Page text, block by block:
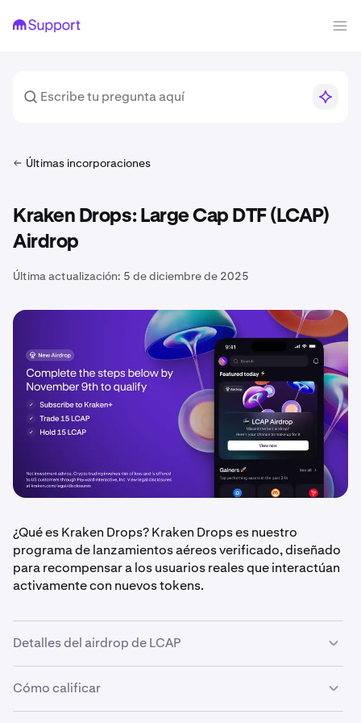
Últimas incorporaciones
Kraken Drops: Large Cap DTF (LCAP)
Airdrop
Última actualización: 5 de diciembre de 2025
¿Qué es Kraken Drops? Kraken Drops es nuestro
programa de lanzamientos aéreos verificado, diseñado
para recompensar a los usuarios reales que interactúan
activamente con nuevos tokens.
Detalles del airdrop de LCAP
•
Cantidad del airdrop: 50.000 $ en tokens LCAP,
repartida a partes iguales entre los usuarios
Cómo calificar